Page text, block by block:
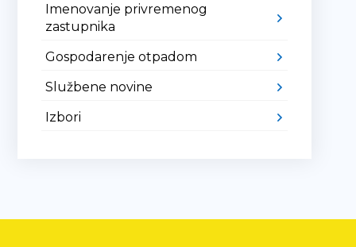
Imenovanje privremenog
zastupnika
Gospodarenje otpadom
Službene novine
Izbori